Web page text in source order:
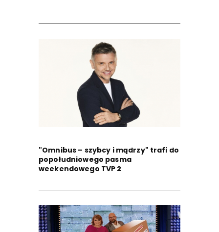
"Omnibus – szybcy i mądrzy" trafi do
popołudniowego pasma
weekendowego TVP 2